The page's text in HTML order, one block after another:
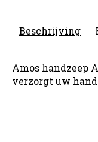
Beschrijving
Amos handzeep
verzorgt uw